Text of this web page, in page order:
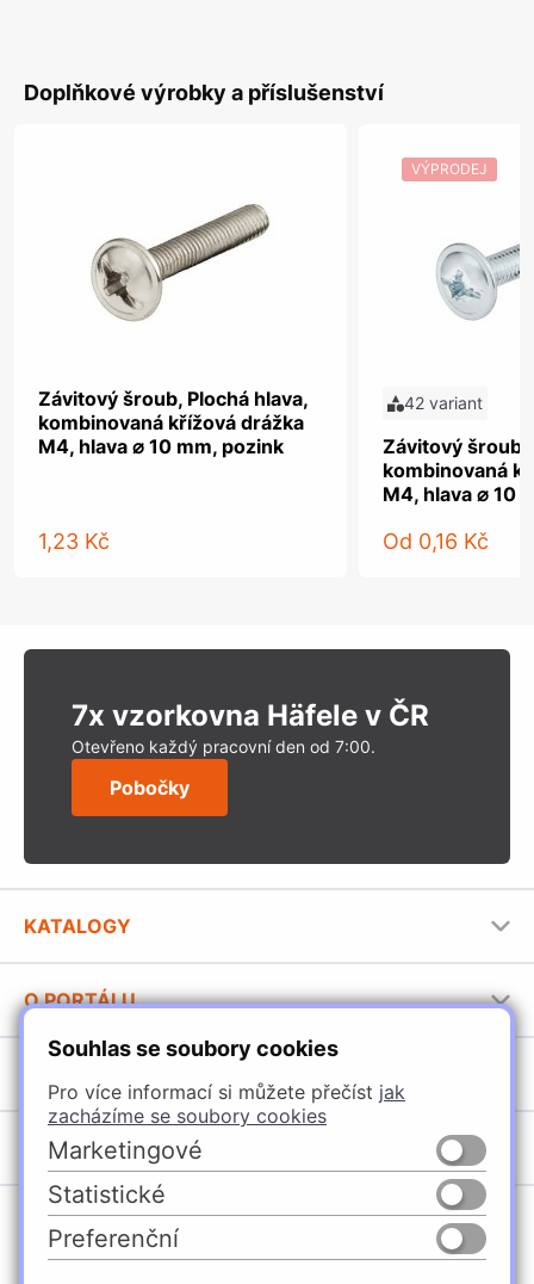
Souhlas se soubory cookies
Pro více informací si můžete přečíst jak
zacházíme se soubory cookies
Marketingové
Statistické
Preferenční
Doplňkové výrobky a příslušenství
Závitový šroub, Plochá hlava,
kombinovaná křížová drážka
M4, hlava ⌀ 10 mm, pozink
1,23 Kč
VÝPRODEJ
42 variant
Závitový šroub,
kombinovaná
M4, hlava ⌀ 10
Od 0,16 Kč
7x vzorkovna Häfele v ČR
Otevřeno každý pracovní den od 7:00.
Pobočky
KATALOGY
Stavební katalog Häfele
Brožury Häfele
O PORTÁLU
Provozovatel portálu
Jak používat portál
Úchytky
Nábytkové kování
Vybavení kuchyní
Osvětlení a elektro
POBOČKY
Domašín
Vyškov